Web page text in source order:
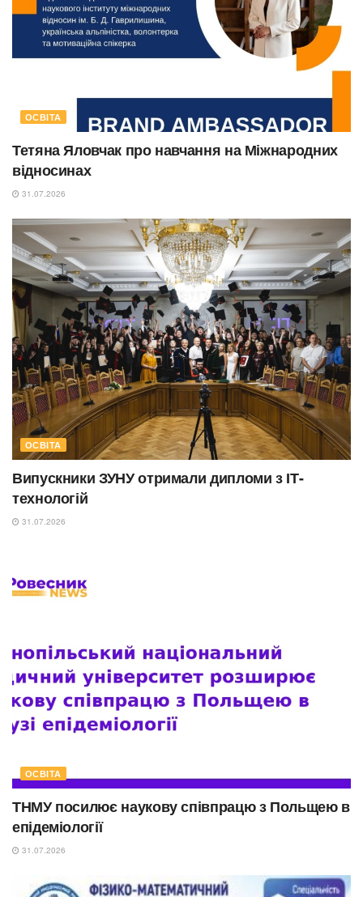
ОСВІТА
Тетяна Яловчак про навчання на Міжнародних
відносинах
31.07.2026
ОСВІТА
Випускники ЗУНУ отримали дипломи з ІТ-
технологій
31.07.2026
ОСВІТА
ТНМУ посилює наукову співпрацю з Польщею в
епідеміології
31.07.2026